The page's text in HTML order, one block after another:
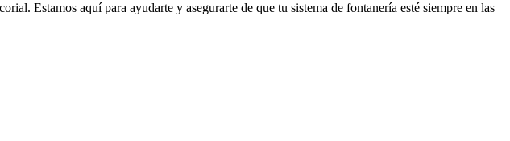
Estamos aquí para ayudarte y asegurarte de que tu sistema de fontanería esté siempre en las